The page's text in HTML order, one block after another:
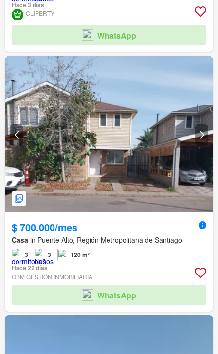
Hace 3 días
CLIPERTY
WhatsApp
$ 700.000/mes
Casa in Puente Alto, Región Metropolitana de Santiago
3 3
120 m²
Hace 22 días
OBM GESTIÓN INMOBILIARIA
WhatsApp